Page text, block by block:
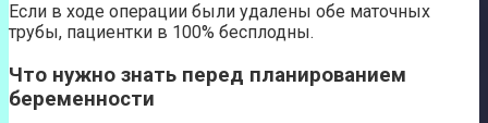
Если в ходе операции были удалены обе маточных
трубы, пациентки в 100% бесплодны.
Что нужно знать перед планированием
беременности